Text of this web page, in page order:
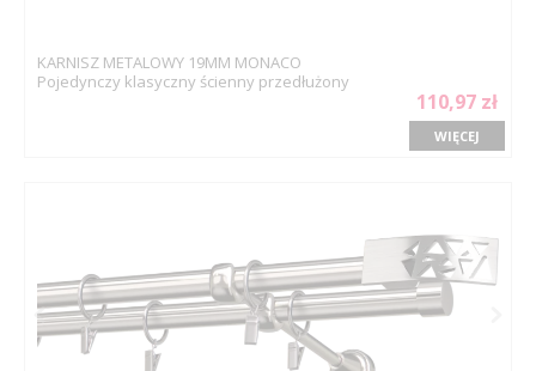
KARNISZ METALOWY 19MM MONACO
Pojedynczy klasyczny ścienny przedłużony
110,97 zł
WIĘCEJ